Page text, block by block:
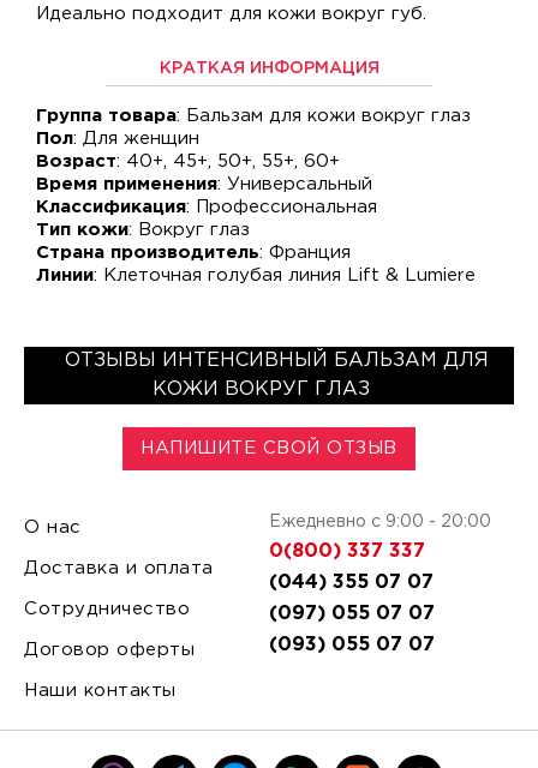
Идеально подходит для кожи вокруг губ.
КРАТКАЯ ИНФОРМАЦИЯ
Группа товара: Бальзам для кожи вокруг глаз
Пол: Для женщин
Возраст: 40+, 45+, 50+, 55+, 60+
Время применения: Универсальный
Классификация: Профессиональная
Тип кожи: Вокруг глаз
Страна производитель: Франция
Линии: Клеточная голубая линия Lift & Lumiere
ОТЗЫВЫ ИНТЕНСИВНЫЙ БАЛЬЗАМ ДЛЯ
КОЖИ ВОКРУГ ГЛАЗ
НАПИШИТЕ СВОЙ ОТЗЫВ
О нас
Доставка и оплата
Сотрудничество
Договор оферты
Наши контакты
Ежедневно с 9:00 - 20:00
0(800) 337 337
(044) 355 07 07
(097) 055 07 07
(093) 055 07 07